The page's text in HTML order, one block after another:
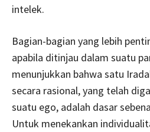
intelek.
Bagian-bagian yang lebih
apabila ditinjau dalam suatu
menunjukkan bahwa satu
secara rasional, yang telah
suatu ego, adalah dasar
Untuk menekankan